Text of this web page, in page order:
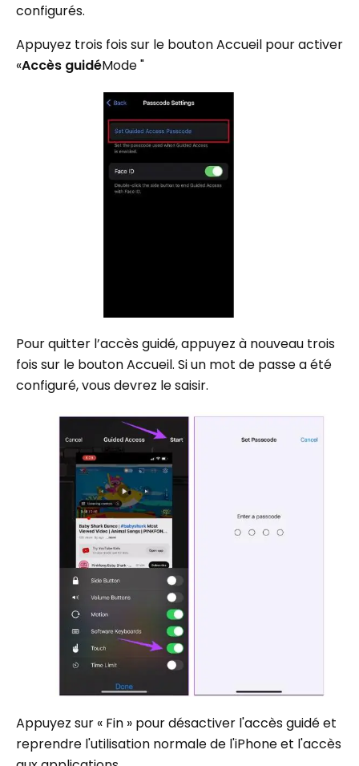
configurés.
Appuyez trois fois sur le bouton Accueil pour activer
«Accès guidéMode "
Pour quitter l’accès guidé, appuyez à nouveau trois
fois sur le bouton Accueil. Si un mot de passe a été
configuré, vous devrez le saisir.
Appuyez sur « Fin » pour désactiver l'accès guidé et
reprendre l'utilisation normale de l'iPhone et l'accès